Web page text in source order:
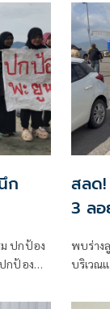
ก
ปกป้อง
กป้อง
สลด
3 ล
พบร่าง
บริเวณ
ประมง